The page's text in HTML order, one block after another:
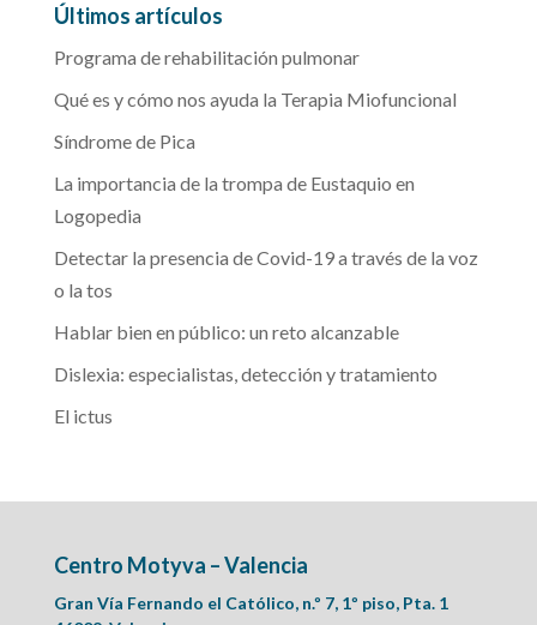
Últimos artículos
Programa de rehabilitación pulmonar
Qué es y cómo nos ayuda la Terapia Miofuncional
Síndrome de Pica
La importancia de la trompa de Eustaquio en
Logopedia
Detectar la presencia de Covid-19 a través de la voz
o la tos
Hablar bien en público: un reto alcanzable
Dislexia: especialistas, detección y tratamiento
El ictus
Centro Motyva – Valencia
Gran Vía Fernando el Católico, n.º 7, 1º piso, Pta. 1